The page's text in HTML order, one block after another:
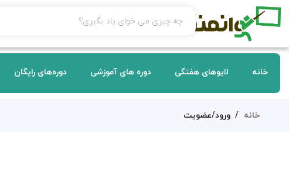
خانه لایوهای هفتگی دوره های آموزشی دوره‌های رایگان
خانه ورود/عضویت